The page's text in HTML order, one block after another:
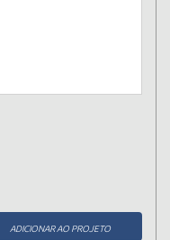
ADICIONAR AO PROJETO